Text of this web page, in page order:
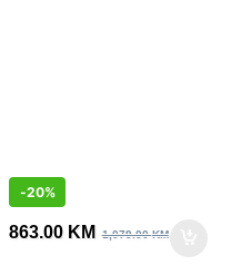
-20%
863.00 KM 1,079.00KM